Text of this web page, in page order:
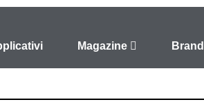
Magazine Brand